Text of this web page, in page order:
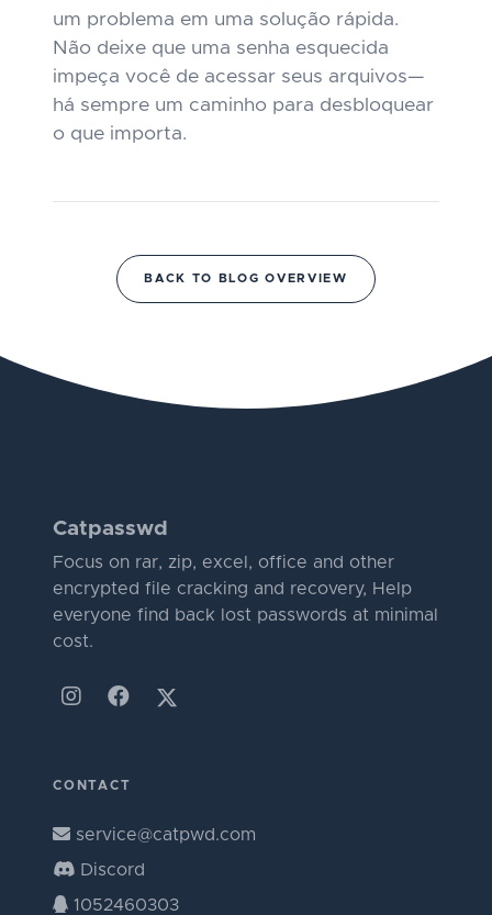
um problema em uma solução rápida.
Não deixe que uma senha esquecida
impeça você de acessar seus arquivos—
há sempre um caminho para desbloquear
o que importa.
BACK TO BLOG OVERVIEW
Catpasswd
Focus on rar, zip, excel, office and other
encrypted file cracking and recovery, Help
everyone find back lost passwords at minimal
cost.
CONTACT
service@catpwd.com
Discord
1052460303